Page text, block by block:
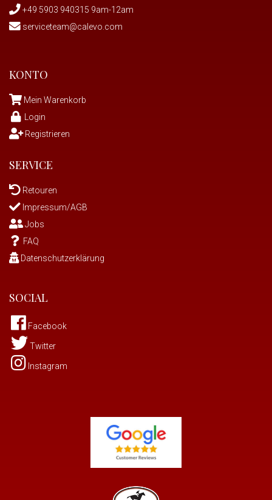
+49 5903 940315 9am-12am
serviceteam@calevo.com
KONTO
Mein Warenkorb
Login
Registrieren
SERVICE
Retouren
Impressum/AGB
Jobs
FAQ
Datenschutzerklärung
SOCIAL
Facebook
Twitter
Instagram